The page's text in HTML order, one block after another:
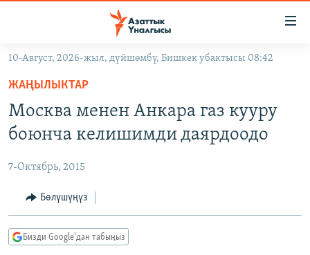
Навигацияга
өтүңүз
Издөөгө
салыңыз
ЭКОНОМИКА
МАДАНИЯТ
ДҮЙНӨ
БОРБОР АЗИЯ
АТАЙЫН ИЛИКТӨӨ
ТВ ПРОГРАММАЛАР
ЭКСПЕРТТЕР ТАЛДАЙТ
ӨЗГӨЧӨ ПИКИР
10-Август, 2026-жыл, дүйшөмбү, Бишкек убактысы 08:42
ЖАҢЫЛЫКТАР
Москва менен Анкара газ кууру
боюнча келишимди даярдоодо
7-Октябрь, 2015
Бөлүшүңүз
Бизди Google'дан табыңыз